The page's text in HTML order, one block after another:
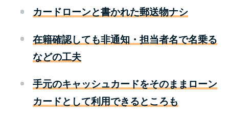
種類や特徴で探す
銀行カードローンを選ぶべき4つ
の理由
無利息期間を利用して利息0円で
お金を借りる3つのポイント
カードローンと書かれた郵送物ナシ
在籍確認しても非通知・担当者名で名乗る
などの工夫
手元のキャッシュカードをそのままローン
カードとして利用できるところも